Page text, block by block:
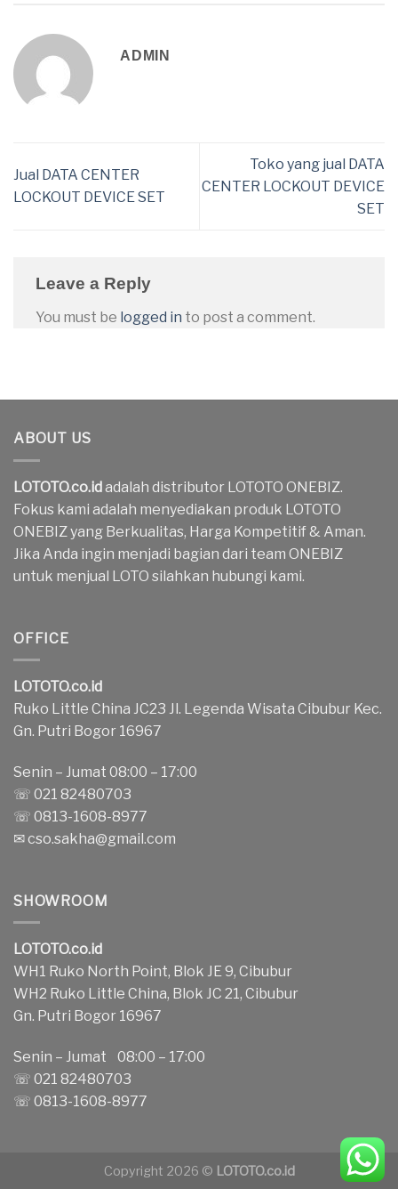
ADMIN
Jual DATA CENTER
LOCKOUT DEVICE SET
Toko yang jual DATA
CENTER LOCKOUT DEVICE
SET
Leave a Reply
You must be logged in to post a comment.
ABOUT US
LOTOTO.co.idadalah distributor LOTOTO ONEBIZ.
Fokus kami adalah menyediakan produk LOTOTO
ONEBIZ yang Berkualitas, Harga Kompetitif & Aman.
Jika Anda ingin menjadi bagian dari team ONEBIZ
untuk menjual LOTO silahkan hubungi kami.
OFFICE
LOTOTO.co.id
Ruko Little China JC23 Jl. Legenda Wisata Cibubur Kec.
Gn. Putri Bogor 16967
Senin – Jumat 08:00 – 17:00
☏ 021 82480703
☏ 0813-1608-8977
✉cso.sakha@gmail.com
SHOWROOM
LOTOTO.co.id
WH1 Ruko North Point, Blok JE 9, Cibubur
WH2 Ruko Little China, Blok JC 21, Cibubur
Gn. Putri Bogor 16967
Senin – Jumat 08:00 – 17:00
☏ 021 82480703
☏ 0813-1608-8977
Copyright 2026 © LOTOTO.co.id